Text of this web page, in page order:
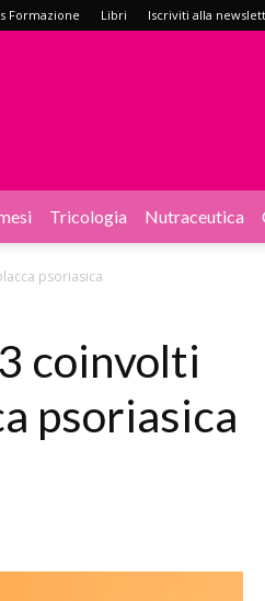
Formazione Libri Iscriviti alla
Tricologia Nutraceutica
psoriasica
coinvolti
psoriasica